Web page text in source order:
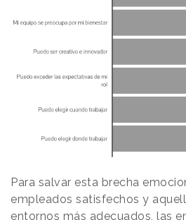
Para salvar esta brecha
empleados satisfechos y
entornos más adecuados, las